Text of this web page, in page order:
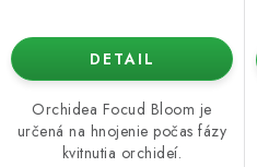
DETAIL
Orchidea Focud Bloom je
určená na hnojenie počas fázy
kvitnutia orchideí.